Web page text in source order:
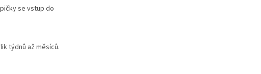
se vstup do
týdnů až měsíců.